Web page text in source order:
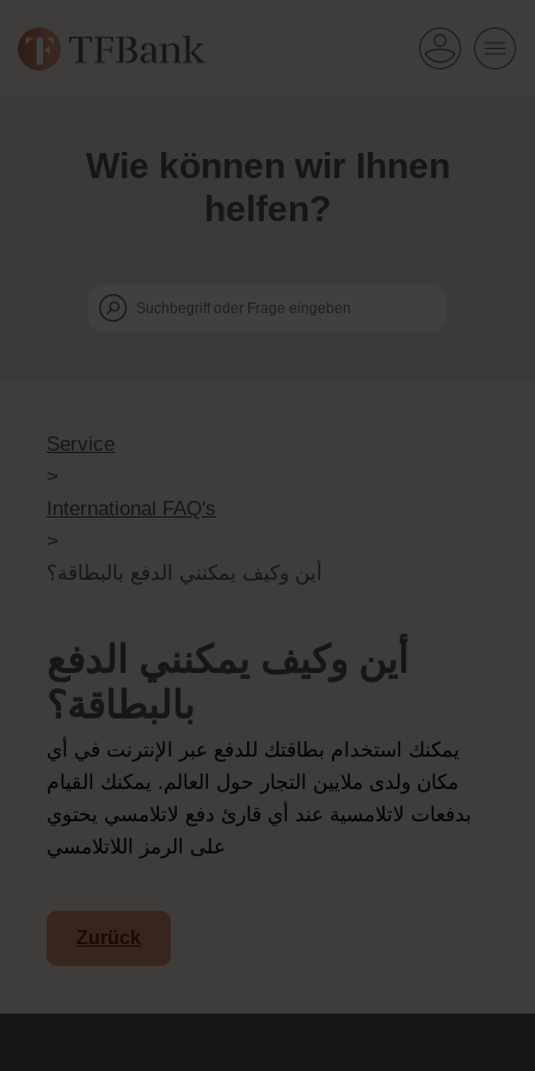
Wie können wir Ihnen
helfen?
Service
>
International FAQ's
>
أين وكيف يمكنني الدفع بالبطاقة؟
أين وكيف يمكنني الدفع
بالبطاقة؟
يمكنك استخدام بطاقتك للدفع عبر الإنترنت في أي
مكان ولدى ملايين التجار حول العالم. يمكنك القيام
بدفعات لاتلامسية عند أي قارئ دفع لاتلامسي يحتوي
على الرمز اللاتلامسي
Zurück